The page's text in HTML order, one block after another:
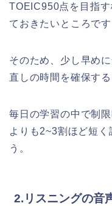
TOEIC950点を目指
ておきたいところです
そのため、少し早め
直しの時間を確保する
毎日の学習の中で制
よりも2~3割ほど短く
う。
2.リスニングの音